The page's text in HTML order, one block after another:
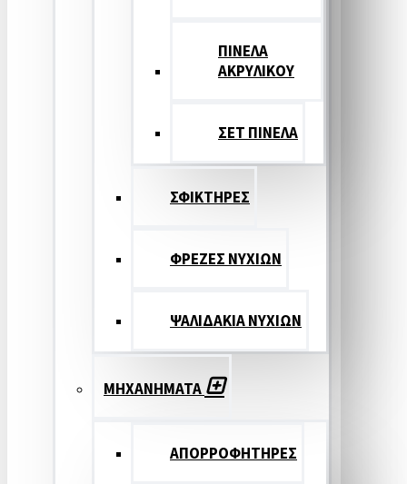
ΠΙΝΕΛΑ
ΑΚΡΥΛΙΚΟΥ
ΣΕΤ ΠΙΝΕΛA
ΣΦΙΚΤΗΡΕΣ
ΦΡΕΖΕΣ ΝΥΧΙΩΝ
ΨΑΛΙΔΑΚΙΑ ΝΥΧΙΩΝ
ΜΗΧΑΝΗΜΑΤΑ
ΑΠΟΡΡΟΦΗΤΗΡΕΣ